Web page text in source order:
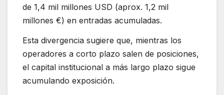
de 1,4 mil millones USD (aprox. 1,2 mil
millones €) en entradas acumuladas.
Esta divergencia sugiere que, mientras los
operadores a corto plazo salen de posiciones,
el capital institucional a más largo plazo sigue
acumulando exposición.